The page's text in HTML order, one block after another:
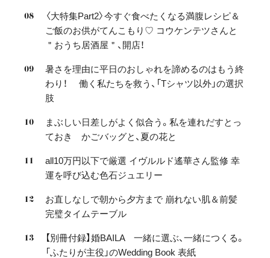
〈大特集Part2〉今すぐ食べたくなる満腹レシピ＆
ご飯のお供がてんこもり♡ コウケンテツさんと
＂おうち居酒屋＂、開店！
暑さを理由に平日のおしゃれを諦めるのはもう終
わり！ 働く私たちを救う、「Tシャツ以外」の選択
肢
まぶしい日差しがよく似合う。私を連れだすとっ
ておき かごバッグと、夏の花と
all10万円以下で厳選 イヴルルド遙華さん監修 幸
運を呼び込む色石ジュエリー
お直しなしで朝から夕方まで 崩れない肌＆前髪
完璧タイムテーブル
【別冊付録】婚BAILA 一緒に選ぶ、一緒につくる。
「ふたりが主役」のWedding Book 表紙